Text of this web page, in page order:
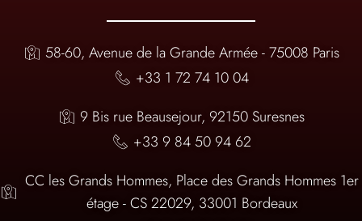
58-60, Avenue de la Grande Armée - 75008 Paris
+33 1 72 74 10 04
9 Bis rue Beausejour, 92150 Suresnes
+33 9 84 50 94 62
CC les Grands Hommes, Place des Grands Hommes 1er
étage - CS 22029, 33001 Bordeaux